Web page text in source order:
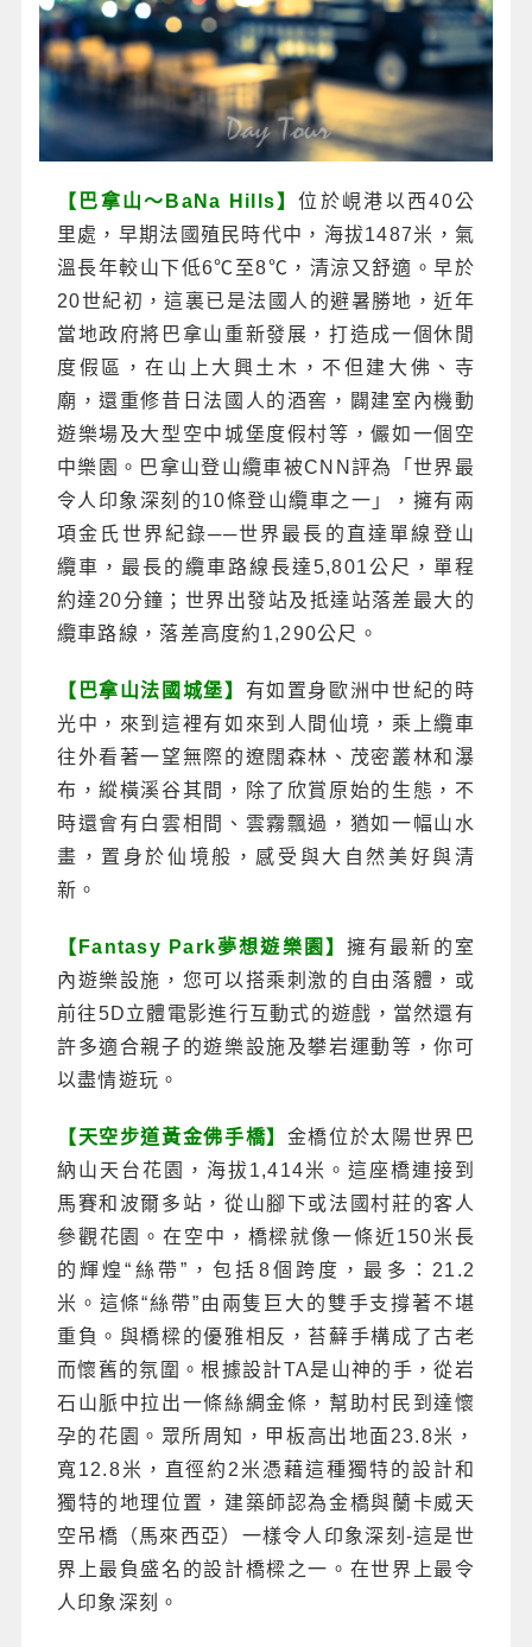
【巴拿山～BaNa Hills】位於峴港以西40公
里處，早期法國殖民時代中，海拔1487米，氣
溫長年較山下低6℃至8℃，清涼又舒適。早於
20世紀初，這裏已是法國人的避暑勝地，近年
當地政府將巴拿山重新發展，打造成一個休閒
度假區，在山上大興土木，不但建大佛、寺
廟，還重修昔日法國人的酒窖，闢建室內機動
遊樂場及大型空中城堡度假村等，儼如一個空
中樂園。巴拿山登山纜車被CNN評為「世界最
令人印象深刻的10條登山纜車之一」，擁有兩
項金氏世界紀錄──世界最長的直達單線登山
纜車，最長的纜車路線長達5,801公尺，單程
約達20分鐘；世界出發站及抵達站落差最大的
纜車路線，落差高度約1,290公尺。
【巴拿山法國城堡】 有如置身歐洲中世紀的時
光中，來到這裡有如來到人間仙境，乘上纜車
往外看著一望無際的遼闊森林、茂密叢林和瀑
布，縱橫溪谷其間，除了欣賞原始的生態，不
時還會有白雲相間、雲霧飄過，猶如一幅山水
畫，置身於仙境般，感受與大自然美好與清
新。
【Fantasy Park夢想遊樂園】擁有最新的室
內遊樂設施，您可以搭乘刺激的自由落體，或
前往5D立體電影進行互動式的遊戲，當然還有
許多適合親子的遊樂設施及攀岩運動等，你可
以盡情遊玩。
【天空步道黃金佛手橋】 金橋位於太陽世界巴
納山天台花園，海拔1,414米。這座橋連接到
馬賽和波爾多站，從山腳下或法國村莊的客人
參觀花園。在空中，橋樑就像一條近150米長
的輝煌“絲帶”，包括8個跨度，最多：21.2
米。這條“絲帶”由兩隻巨大的雙手支撐著不堪
重負。與橋樑的優雅相反，苔蘚手構成了古老
而懷舊的氛圍。根據設計TA是山神的手，從岩
石山脈中拉出一條絲綢金條，幫助村民到達懷
孕的花園。眾所周知，甲板高出地面23.8米，
寬12.8米，直徑約2米憑藉這種獨特的設計和
獨特的地理位置，建築師認為金橋與蘭卡威天
空吊橋（馬來西亞）一樣令人印象深刻-這是世
界上最負盛名的設計橋樑之一。在世界上最令
人印象深刻。